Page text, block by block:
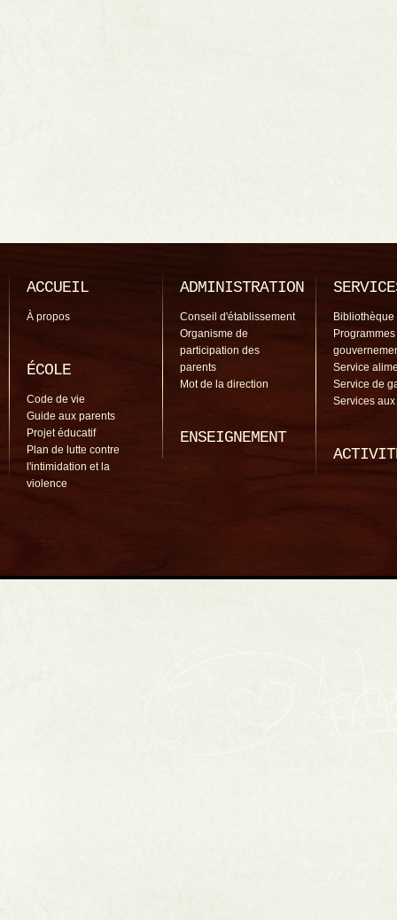
ACCUEIL
À propos
ÉCOLE
Code de vie
Guide aux parents
Projet éducatif
Plan de lutte contre
l'intimidation et la
violence
ADMINISTRATION
Conseil d'établissement
Organisme de
participation des
parents
Mot de la direction
ENSEIGNEMENT
Bibliothèque
Programmes
Service
Service de
Services